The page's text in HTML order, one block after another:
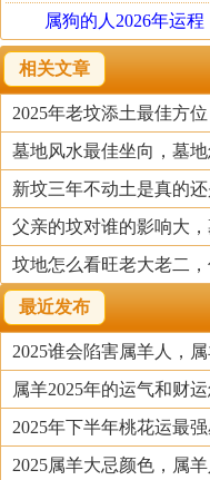
属狗的人2026年运程
相关文章
2025年老坟添土最佳方
墓地风水最佳坐向，墓
新坟三年不动土是真的
父亲的坟对谁的影响大
坟地怎么看旺老大老二
最近发布
2025谁会陷害属羊人，
属羊2025年的运气和财
2025年下半年桃花运最
2025属羊大忌颜色，属